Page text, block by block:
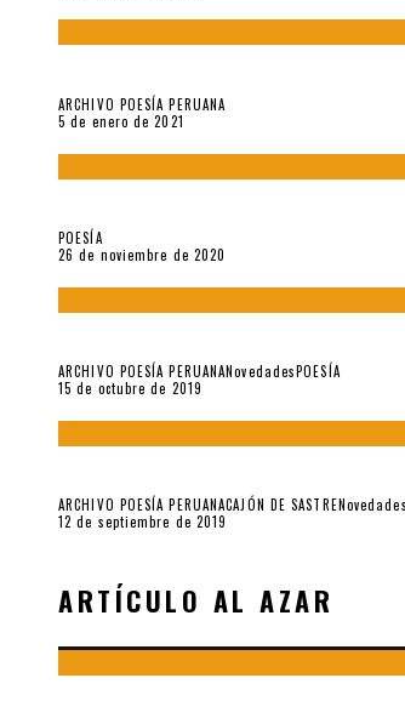
ARCHIVO POESÍA PERUANA
5 de enero de 2021
POESÍA
26 de noviembre de 2020
ARCHIVO POESÍA PERUANANovedadesPOESÍA
15 de octubre de 2019
ARCHIVO POESÍA PERUANACAJÓN DE SASTRENovedades
12 de septiembre de 2019
ARTÍCULO AL AZAR